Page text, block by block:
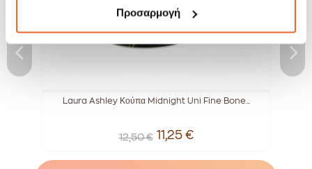
Προσαρμογή
Laura Ashley Κούπα Midnight Uni Fine Bone...
12,50 € 11,25 €